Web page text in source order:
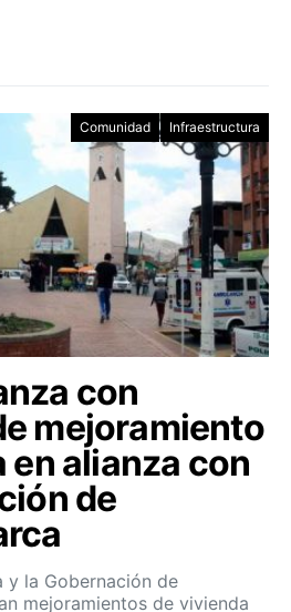
Comunidad Infraestructura
con
mejoramiento
en alianza con
de
y la Gobernación de
mejoramientos de vivienda